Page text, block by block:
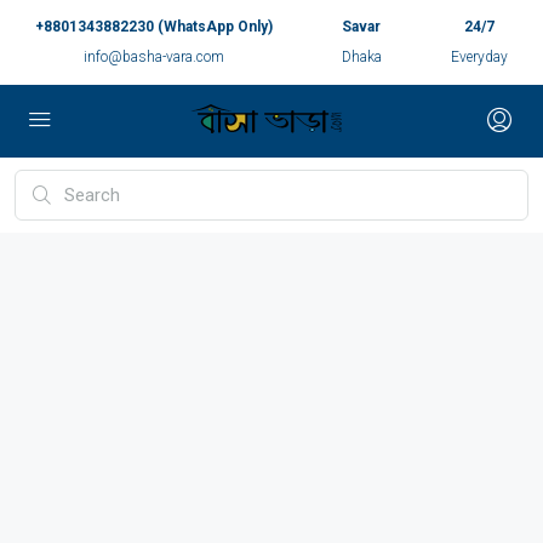
+8801343882230 (WhatsApp Only)
info@basha-vara.com
Savar
Dhaka
24/7
Everyday